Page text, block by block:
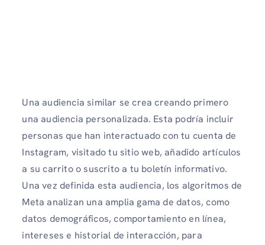
Una audiencia similar se crea creando primero
una audiencia personalizada. Esta podría incluir
personas que han interactuado con tu cuenta de
Instagram, visitado tu sitio web, añadido artículos
a su carrito o suscrito a tu boletín informativo.
Una vez definida esta audiencia, los algoritmos de
Meta analizan una amplia gama de datos, como
datos demográficos, comportamiento en línea,
intereses e historial de interacción, para